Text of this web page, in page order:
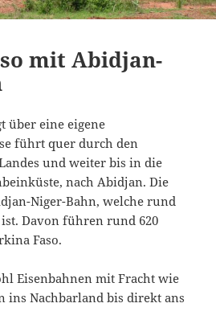
mit Abidjan-
über eine eigene
führt quer durch den
und weiter bis in die
nach Abidjan. Die
Niger-Bahn, welche rund
Davon führen rund 620
Faso.
Eisenbahnen mit Fracht wie
ins Nachbarland bis direkt ans